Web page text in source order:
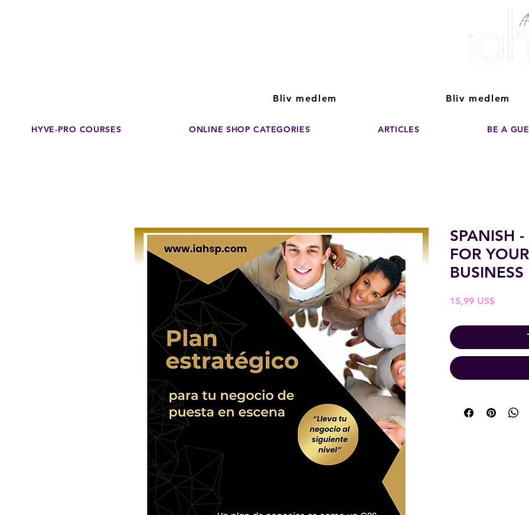
Discover The Power of
Bliv medlem Bliv medlem
HYVE-PRO COURSES ONLINE SHOP CATEGORIES ARTICLES BE A
SPANISH
FOR
BUSINESS
15,99 US$Pris